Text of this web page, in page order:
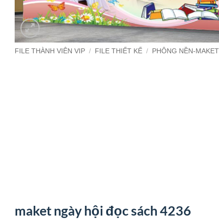
FILE THÀNH VIÊN VIP / FILE THIẾT KẾ / PHÔNG NỀN-MAKET
maket ngày hội đọc sách 4236